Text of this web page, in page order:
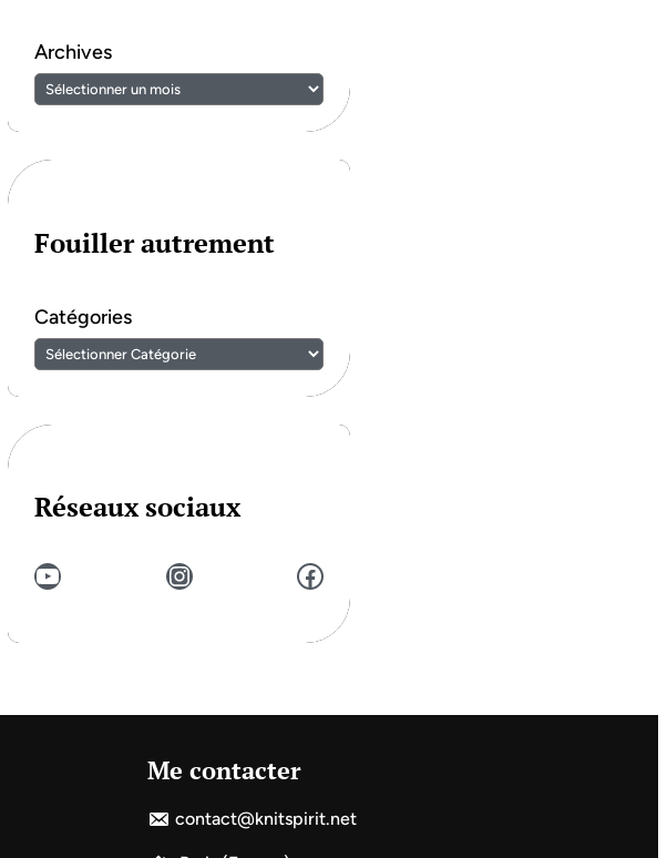
Archives
Fouiller autrement
Catégories
Réseaux sociaux
YouTube Instagram Facebook
Me contacter
contact@knitspirit.net